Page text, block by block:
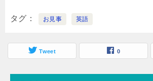
タグ お見事 英語
Tweet 0